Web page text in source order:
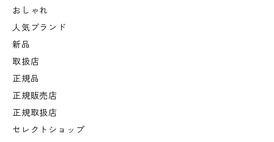
おしゃれ
人気ブランド
新品
取扱店
正規品
正規販売店
正規取扱店
セレクトショップ